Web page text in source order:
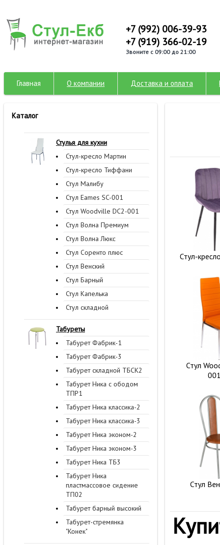
+7 (992) 006-39-93
+7 (919) 366-02-19
Звоните с 09:00 до 21:00
Главная О компании Доставка и оплата
Каталог
Стулья для кухни
Стул-кресло Мартин
Стул-кресло Тиффани
Стул Малибу
Стул Eames SC-001
Стул Woodville DC2-001
Стул Волна Премиум
Стул Волна Люкс
Стул Соренто плюс
Стул Венский
Стул Барный
Стул Капелька
Стул складной
Табуреты
Табурет Фабрик-1
Табурет Фабрик-3
Табурет складной ТБСК2
Табурет Ника с ободом
ТПР1
Табурет Ника классика-2
Табурет Ника классика-3
Табурет Ника эконом-2
Табурет Ника эконом-3
Табурет Ника ТБ3
Табурет Ника
пластмассовое сидение
ТП02
Табурет барный высокий
Табурет-стремянка
"Конек"
Стул-
Стул
Стул